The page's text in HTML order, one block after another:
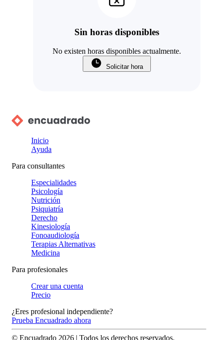
Sin horas disponibles
No existen horas disponibles actualmente.
Solicitar hora
Inicio
Ayuda
Para consultantes
Especialidades
Psicología
Nutrición
Psiquiatría
Derecho
Kinesiología
Fonoaudiología
Terapias Alternativas
Medicina
Para profesionales
Crear una cuenta
Precio
¿Eres profesional independiente?
Prueba Encuadrado ahora
© Encuadrado 2026 | Todos los derechos reservados.